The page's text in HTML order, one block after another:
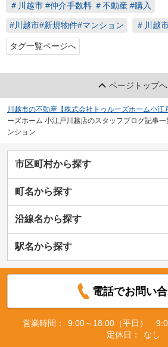
＃川越市 #仲介手数料 ＃不動産 #購入
#川越市#新規物件#マンション ＃川越
タグ一覧ページへ
ページトップへ
川越市の不動産【株式会社トゥルーズホーム小江
ーズホーム 小江戸川越店のスタッフブログ記事
ンション
市区町村から探す
町名から探す
沿線名から探す
駅名から探す
電話でお問い
営業時間：
9:00～18:00（平日）
定休日：
なし